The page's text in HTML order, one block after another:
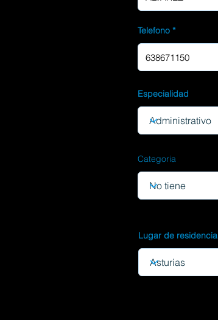
Telefono
Especialidad
Categoria
Lugar de residencia